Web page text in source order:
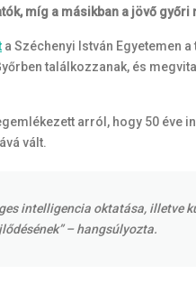
míg a másikban a jövő győri
a Széchenyi István Egyetemen
találkozzanak, és
arról, hogy 50 éve
vált.
intelligencia oktatása, illetve
– hangsúlyozta.